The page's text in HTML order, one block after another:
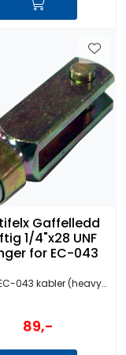
Gaffelledd
1/4"x28 UNF
for EC-043
043 kabler (heavy duty)
89,-